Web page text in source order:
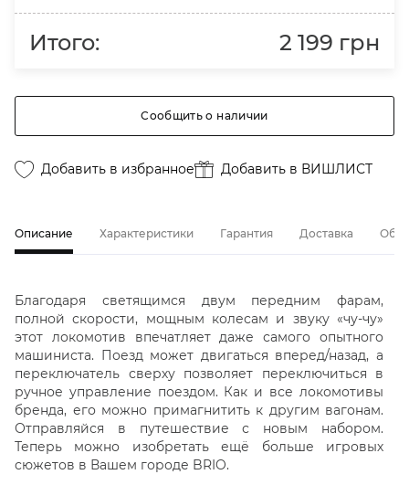
Итого: 2 199 грн
Сообщить о наличии
Добавить в избранное Добавить в ВИШЛИСТ
Описание Характеристики Гарантия Доставка
Благодаря светящимся двум передним фарам,
полной скорости, мощным колесам и звуку «чу-чу»
этот локомотив впечатляет даже самого опытного
машиниста. Поезд может двигаться вперед/назад, а
переключатель сверху позволяет переключиться в
ручное управление поездом. Как и все локомотивы
бренда, его можно примагнитить к другим вагонам.
Отправляйся в путешествие с новым набором.
Теперь можно изобретать ещё больше игровых
сюжетов в Вашем городе BRIO.